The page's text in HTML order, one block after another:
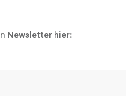
Newsletter hier: